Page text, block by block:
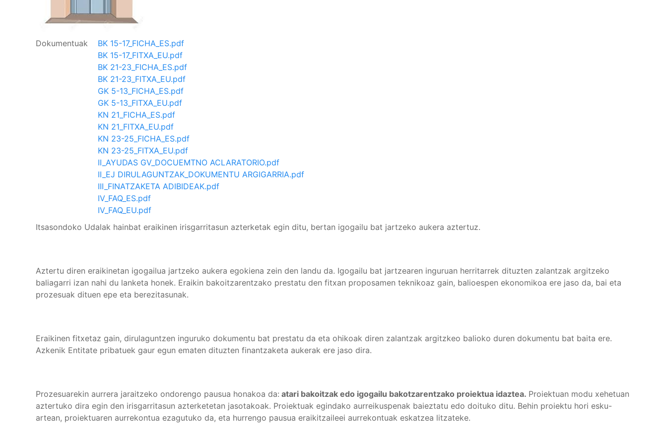
Dokumentuak
BK 15-17_FICHA_ES.pdf
BK 15-17_FITXA_EU.pdf
BK 21-23_FICHA_ES.pdf
BK 21-23_FITXA_EU.pdf
GK 5-13_FICHA_ES.pdf
GK 5-13_FITXA_EU.pdf
KN 21_FICHA_ES.pdf
KN 21_FITXA_EU.pdf
KN 23-25_FICHA_ES.pdf
KN 23-25_FITXA_EU.pdf
II_AYUDAS GV_DOCUEMTNO ACLARATORIO.pdf
II_EJ DIRULAGUNTZAK_DOKUMENTU ARGIGARRIA.pdf
III_FINATZAKETA ADIBIDEAK.pdf
IV_FAQ_ES.pdf
IV_FAQ_EU.pdf
Itsasondoko Udalak hainbat eraikinen irisgarritasun azterketak egin ditu, bertan igogailu bat jartzeko aukera aztertuz.
Aztertu diren eraikinetan igogailua jartzeko aukera egokiena zein den landu da. Igogailu bat jartzearen inguruan herritarrek dituzten zalantzak argitzeko
baliagarri izan nahi du lanketa honek. Eraikin bakoitzarentzako prestatu den fitxan proposamen teknikoaz gain, balioespen ekonomikoa ere jaso da, bai eta
prozesuak dituen epe eta berezitasunak.
Eraikinen fitxetaz gain, dirulaguntzen inguruko dokumentu bat prestatu da eta ohikoak diren zalantzak argitzkeo balioko duren dokumentu bat baita ere.
Azkenik Entitate pribatuek gaur egun ematen dituzten finantzaketa aukerak ere jaso dira.
Prozesuarekin aurrera jaraitzeko ondorengo pausua honakoa da: atari bakoitzak edo igogailu bakotzarentzako proiektua idaztea. Proiektuan modu xehetuan
aztertuko dira egin den irisgarritasun azterketetan jasotakoak. Proiektuak egindako aurreikuspenak baieztatu edo doituko ditu. Behin proiektu hori esku-
artean, proiektuaren aurrekontua ezagutuko da, eta hurrengo pausua eraikitzaileei aurrekontuak eskatzea litzateke.